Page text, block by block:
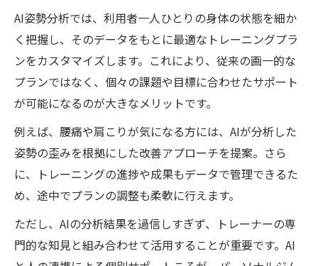
パーソナルジムでAI分析を活用するデメリ
ット解説
効率的なトレーニングのためのAI姿勢分析活用
術
パーソナルジムとAI姿勢分析で叶う効率的
トレーニング
AI分析結果を活かしたパーソナルジムの運
動プラン
パーソナルジムのAI活用で成果を出す方法
AI姿勢分析がサポートする理想のトレーニ
ング習慣
AI姿勢分析では、利用者一人ひとりの身体の状態を細か
く把握し、そのデータをもとに最適なトレーニングプラ
ンをカスタマイズします。これにより、従来の画一的な
プランではなく、個々の課題や目標に合わせたサポート
が可能になるのが大きなメリットです。
例えば、腰痛や肩こりが気になる方には、AIが分析した
姿勢の歪みを根拠にした改善アプローチを提案。さら
に、トレーニングの進捗や成果もデータで管理できるた
め、途中でプランの調整も柔軟に行えます。
ただし、AIの分析結果を過信しすぎず、トレーナーの専
門的な知見と組み合わせて活用することが重要です。AI